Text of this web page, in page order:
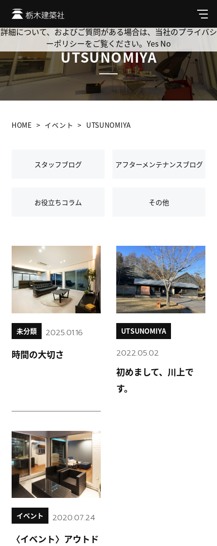
メ
ニ
ュ
UTSUNOMIYA
HOME イベント UTSUNOMIYA
スタッフブログ アフターメンテナンスブログ
お役立ちコラム その他
時間の大切さ
未分類 2025.01.16
初めまして、川上で
す。
UTSUNOMIYA
2022.05.02
〈イベント〉アウトド
イベント 2020.07.24
Cookie を使用して、お客様の活動を追跡してもよろしいです
か? 当社ではお客様のプライバシーを極めて重視しています。
詳細について、およびご質問がある場合は、当社のプライバシ
ーポリシーをご覧ください。 Yes No